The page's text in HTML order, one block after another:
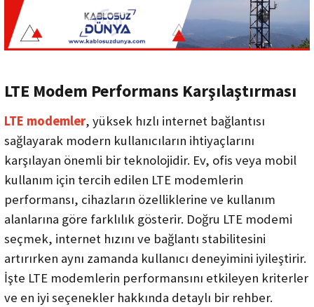
LTE Modem Performans Karşılaştırması
LTE modemler, yüksek hızlı internet bağlantısı
sağlayarak modern kullanıcıların ihtiyaçlarını
karşılayan önemli bir teknolojidir. Ev, ofis veya mobil
kullanım için tercih edilen LTE modemlerin
performansı, cihazların özelliklerine ve kullanım
alanlarına göre farklılık gösterir. Doğru LTE modemi
seçmek, internet hızını ve bağlantı stabilitesini
artırırken aynı zamanda kullanıcı deneyimini iyileştirir.
İşte LTE modemlerin performansını etkileyen kriterler
ve en iyi seçenekler hakkında detaylı bir rehber.
Yüz Tanıma
Montaj ve Aksesuar Ürünleri
NVR - Network Kayıt Cihazı
Trafik Kamera Çözümleri
WiFi Kameralar
Yazılım
Keenetic
Lande
Mimosa Networks
Peplink Networks
S-Link
Tiandy
TP-Link
Zyxel
Nebra HNT
SenseCAP
SyncroBit